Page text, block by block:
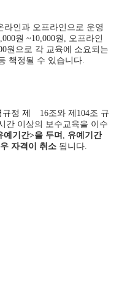
라인과 오프라인으로 운영
원 ~10,000원, 오프라인
원으로 각 교육에 소요되는
책정될 수 있습니다.
정 제 16조와 제 104조 규
간 이상의 보수교육을 이수
예기간>을 두며 , 유예기간
자격이 취소 됩니다.